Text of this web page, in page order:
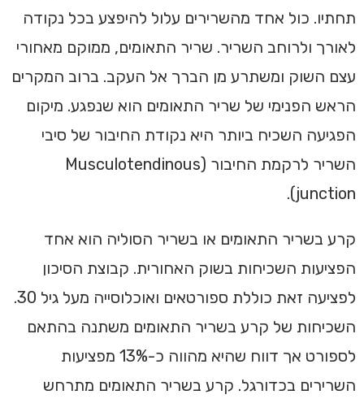
תחתיו. כול אחד מהשרירים עלול להיפצע בכל נקודה
לאורך ולרוחב השריר. שריר התאומים, ממוקם מאחורי
עצם השוק ומשתרע מן הברך אל העקב. ברוב המקרים
הראש הפנימי של שריר התאומים הוא שנפגע. מיקום
הפגיעה השכיח ביותר היא נקודת החיבור של סיבי
השריר לרקמת החיבור (Musculotendinous
junction).
קרע בשריר התאומים או בשריר הסוליה הוא אחד
הפציעות השכיחות בשוק האחורית. קבוצת הסיכון
לפציעה זאת כוללת ספורטאים ואוכלוסייה מעל גיל 30.
השכיחות של קרע בשריר התאומים משתנה בהתאם
לספורט אך דווח שהיא מהווה כ-13% מפציעות
השרירים בכדורגל. קרע בשריר התאומים מתרחש